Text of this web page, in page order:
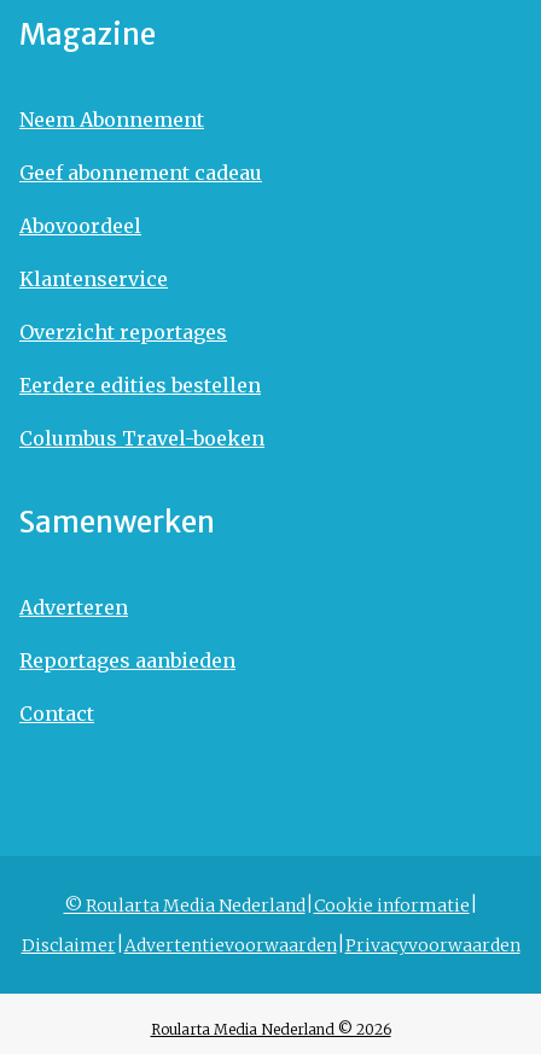
Magazine
Neem Abonnement
Geef abonnement cadeau
Abovoordeel
Klantenservice
Overzicht reportages
Eerdere edities bestellen
Columbus Travel-boeken
Samenwerken
Adverteren
Reportages aanbieden
Contact
© Roularta Media Nederland Cookie informatie
Disclaimer Advertentievoorwaarden Privacyvoorwaarden
Roularta Media Nederland © 2026